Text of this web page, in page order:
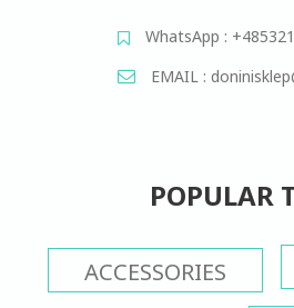
WhatsApp :
EMAIL :
POPULAR
ACCESSORIES